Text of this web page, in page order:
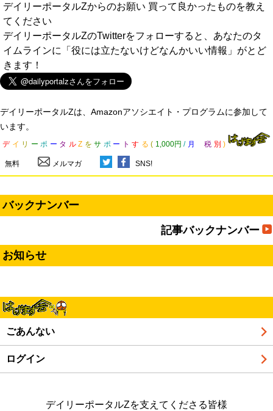
デイリーポータルZからのお願い 買って良かったものを教え
てください
デイリーポータルZのTwitterをフォローすると、あなたのタ
イムラインに「役には立たないけどなんかいい情報」がとど
きます！
デイリーポータルZは、Amazonアソシエイト・プログラムに参加して
います。
デ イ リ ー ポ ー タ ル Z を サ ポ ー ト す る ( 1,000円 / 月 税 別 )
無料 メルマガ SNS!
バックナンバー
記事バックナンバー
お知らせ
ごあんない
ログイン
デイリーポータルZを支えてくださる皆様